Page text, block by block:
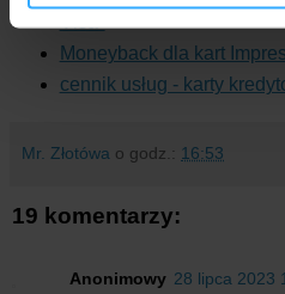
korzystania z ich usług.
Visa"
Moneyback dla kart
cennik usług - karty
Mr. Złotówa o godz.: 16:53
19 komentarzy:
Anonimowy 28 lipca 2023